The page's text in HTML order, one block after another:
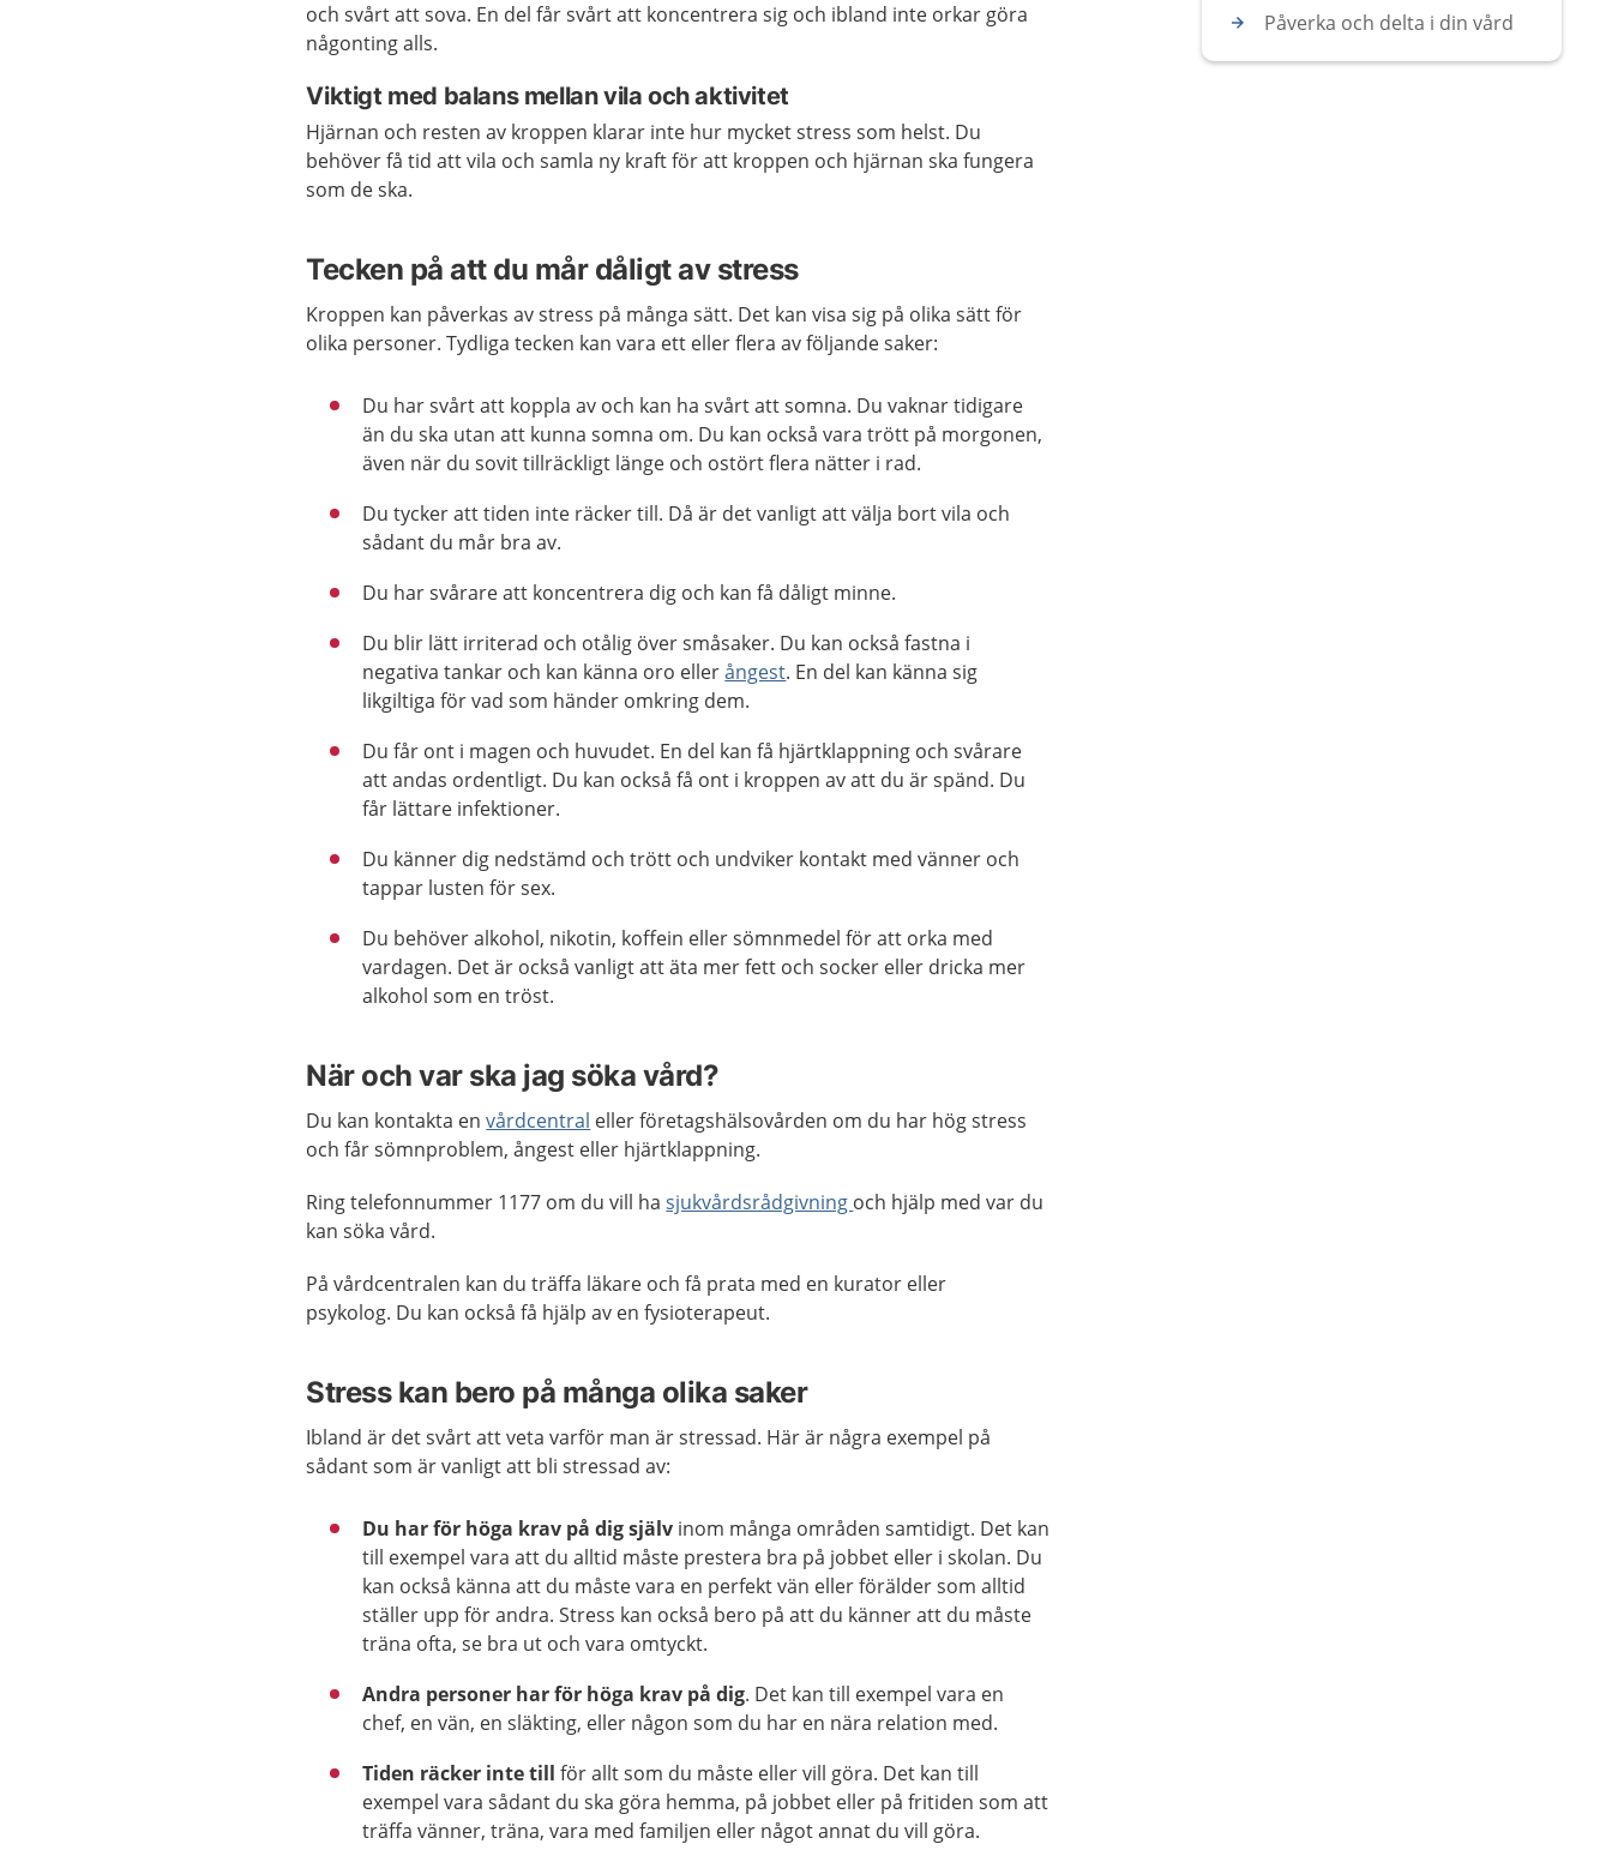
och svårt att sova. En del får svårt att koncentrera sig och ibland inte orkar göra
någonting alls.
Viktigt med balans mellan vila och aktivitet
Hjärnan och resten av kroppen klarar inte hur mycket stress som helst. Du
behöver få tid att vila och samla ny kraft för att kroppen och hjärnan ska fungera
som de ska.
Tecken på att du mår dåligt av stress
Kroppen kan påverkas av stress på många sätt. Det kan visa sig på olika sätt för
olika personer. Tydliga tecken kan vara ett eller flera av följande saker:
Du har svårt att koppla av och kan ha svårt att somna. Du vaknar tidigare
än du ska utan att kunna somna om. Du kan också vara trött på morgonen,
även när du sovit tillräckligt länge och ostört flera nätter i rad.
Du tycker att tiden inte räcker till. Då är det vanligt att välja bort vila och
sådant du mår bra av.
Du har svårare att koncentrera dig och kan få dåligt minne.
Du blir lätt irriterad och otålig över småsaker. Du kan också fastna i
negativa tankar och kan känna oro ellerångest. En del kan känna sig
likgiltiga för vad som händer omkring dem.
Du får ont i magen och huvudet. En del kan få hjärtklappning och svårare
att andas ordentligt. Du kan också få ont i kroppen av att du är spänd. Du
får lättare infektioner.
Du känner dig nedstämd och trött och undviker kontakt med vänner och
tappar lusten för sex.
Du behöver alkohol, nikotin, koffein eller sömnmedel för att orka med
vardagen. Det är också vanligt att äta mer fett och socker eller dricka mer
alkohol som en tröst.
När och var ska jag söka vård?
Du kan kontakta envårdcentral eller företagshälsovården om du har hög stress
och får sömnproblem, ångest eller hjärtklappning.
Ring telefonnummer 1177 om du vill hasjukvårdsrådgivning och hjälp med var du
kan söka vård.
På vårdcentralen kan du träffa läkare och få prata med en kurator eller
psykolog. Du kan också få hjälp av en fysioterapeut.
Stress kan bero på många olika saker
Ibland är det svårt att veta varför man är stressad. Här är några exempel på
sådant som är vanligt att bli stressad av:
Du har för höga krav på dig själv inom många områden samtidigt. Det kan
till exempel vara att du alltid måste prestera bra på jobbet eller i skolan. Du
kan också känna att du måste vara en perfekt vän eller förälder som alltid
ställer upp för andra. Stress kan också bero på att du känner att du måste
träna ofta, se bra ut och vara omtyckt.
Andra personer har för höga krav på dig. Det kan till exempel vara en
chef, en vän, en släkting, eller någon som du har en nära relation med.
Tiden räcker inte till för allt som du måste eller vill göra. Det kan till
exempel vara sådant du ska göra hemma, på jobbet eller på fritiden som att
träffa vänner, träna, vara med familjen eller något annat du vill göra.
Påverka och delta i din vård